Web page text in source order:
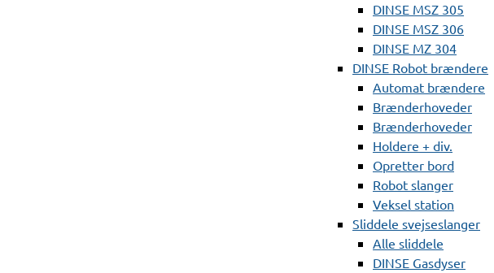
DINSE MSZ 305
DINSE MSZ 306
DINSE MZ 304
DINSE Robot brændere
Automat brændere
Brænderhoveder
Brænderhoveder
Holdere + div.
Opretter bord
Robot slanger
Veksel station
Sliddele svejseslanger
Alle sliddele
DINSE Gasdyser